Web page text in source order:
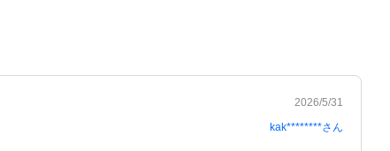
2026/5/31
kak********さん